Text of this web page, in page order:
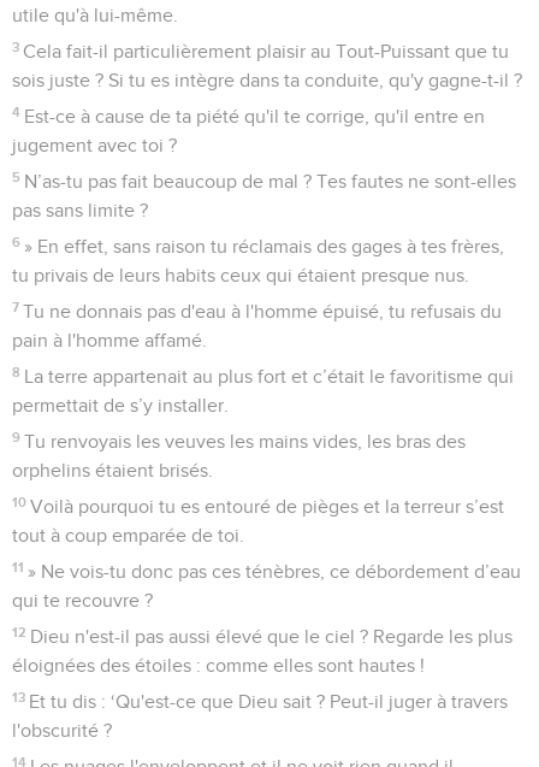
utile qu'à lui-même.
3 Cela fait-il particulièrement plaisir au Tout-Puissant que tu
sois juste ? Si tu es intègre dans ta conduite, qu'y gagne-t-il ?
4 Est-ce à cause de ta piété qu'il te corrige, qu'il entre en
jugement avec toi ?
5 N’as-tu pas fait beaucoup de mal ? Tes fautes ne sont-elles
pas sans limite ?
6 » En effet, sans raison tu réclamais des gages à tes frères,
tu privais de leurs habits ceux qui étaient presque nus.
7 Tu ne donnais pas d'eau à l'homme épuisé, tu refusais du
pain à l'homme affamé.
8 La terre appartenait au plus fort et c’était le favoritisme qui
permettait de s’y installer.
9 Tu renvoyais les veuves les mains vides, les bras des
orphelins étaient brisés.
10 Voilà pourquoi tu es entouré de pièges et la terreur s’est
tout à coup emparée de toi.
11 » Ne vois-tu donc pas ces ténèbres, ce débordement d’eau
qui te recouvre ?
12 Dieu n'est-il pas aussi élevé que le ciel ? Regarde les plus
éloignées des étoiles : comme elles sont hautes !
13 Et tu dis : ‘Qu'est-ce que Dieu sait ? Peut-il juger à travers
l'obscurité ?
14